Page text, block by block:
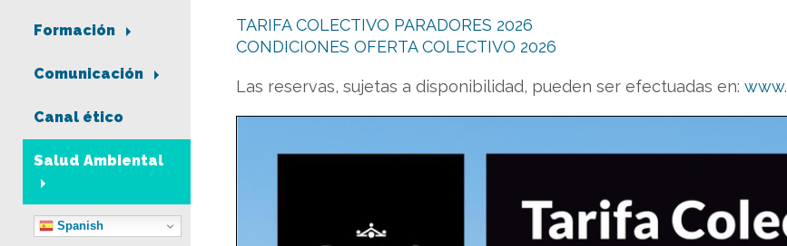
Formación
Comunicación
Canal ético
Salud Ambiental
Spanish
TARIFA COLECTIVO PARADORES 2026
CONDICIONES OFERTA COLECTIVO 2026
Las reservas, sujetas a disponibilidad, pueden ser efectuadas en: